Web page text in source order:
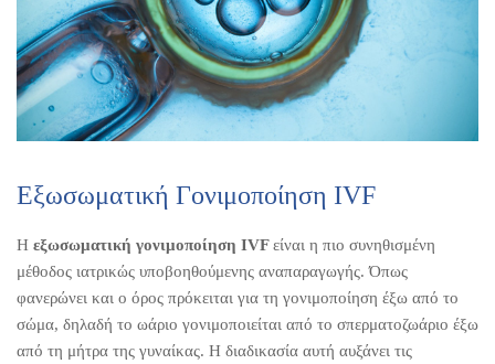
Εξωσωματική Γονιμοποίηση IVF
Η εξωσωματική γονιμοποίηση IVFείναι η πιο συνηθισμένη
μέθοδος ιατρικώς υποβοηθούμενης αναπαραγωγής. Όπως
φανερώνει και ο όρος πρόκειται για τη γονιμοποίηση έξω από το
σώμα, δηλαδή το ωάριο γονιμοποιείται από το σπερματοζωάριο έξω
από τη μήτρα της γυναίκας. Η διαδικασία αυτή αυξάνει τις